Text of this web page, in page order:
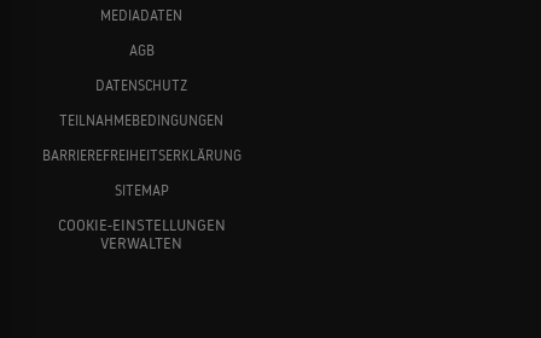
MEDIADATEN
AGB
DATENSCHUTZ
TEILNAHMEBEDINGUNGEN
BARRIEREFREIHEITSERKLÄRUNG
SITEMAP
COOKIE-EINSTELLUNGEN
VERWALTEN